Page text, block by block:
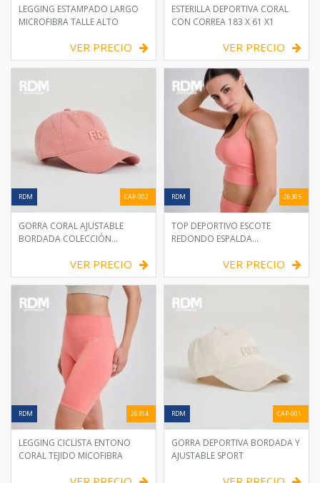
LEGGING ESTAMPADO LARGO
VER PRECIO
ESTERILLA DEPORTIVA CORAL
VER PRECIO
RDM CAP-002
GORRA CORAL AJUSTABLE
VER PRECIO
RDM 26305
TOP DEPORTIVO ESCOTE
VER PRECIO
RDM 26314
LEGGING CICLISTA ENTONO
RDM CAP-001
GORRA DEPORTIVA BORDADA Y